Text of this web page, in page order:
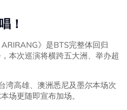
！
ARIRANG》是BTS完整体回归
本次巡演将横跨五大洲、举办超
湾高雄、澳洲悉尼及墨尔本场次
场更随即宣布加场。